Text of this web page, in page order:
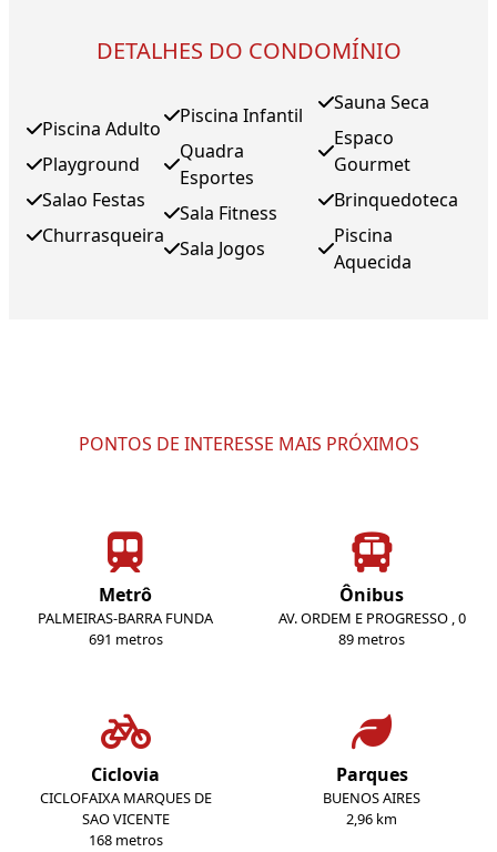
DETALHES DO CONDOMÍNIO
Piscina Adulto
Playground
Salao Festas
Churrasqueira
Piscina Infantil
Quadra
Esportes
Sala Fitness
Sala Jogos
Sauna Seca
Espaco
Gourmet
Brinquedoteca
Piscina
Aquecida
PONTOS DE INTERESSE MAIS PRÓXIMOS
Metrô
PALMEIRAS-BARRA FUNDA
691 metros
Ônibus
AV. ORDEM E PROGRESSO , 0
89 metros
Ciclovia
CICLOFAIXA MARQUES DE
SAO VICENTE
168 metros
Parques
BUENOS AIRES
2,96 km